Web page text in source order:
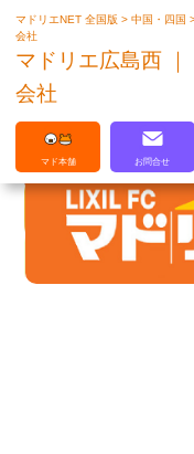
マド
マドリエNET 全国版>中国・四国
会社
マドリエ広島西
会社
マド本舗 お問合せ